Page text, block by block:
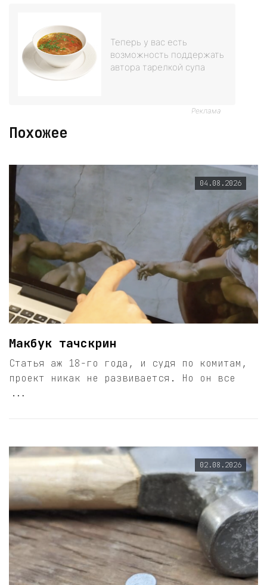
Теперь у вас есть
возможность поддержать
автора тарелкой супа
Реклама
Похожее
04.08.2026
Макбук тачскрин
Статья аж 18-го года, и судя по комитам,
проект никак не развивается. Но он все
...
02.08.2026